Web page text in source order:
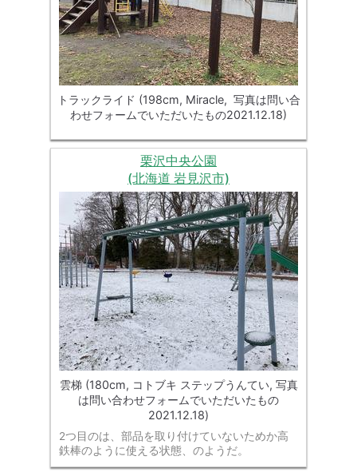
トラックライド (198cm, Miracle, 写真は問い合
わせフォームでいただいたもの2021.12.18)
栗沢中央公園
(北海道 岩見沢市)
雲梯 (180cm, コトブキ ステップうんてい, 写真
は問い合わせフォームでいただいたもの
2021.12.18)
2つ目のは、部品を取り付けていないためか高
鉄棒のように使える状態、のようだ。